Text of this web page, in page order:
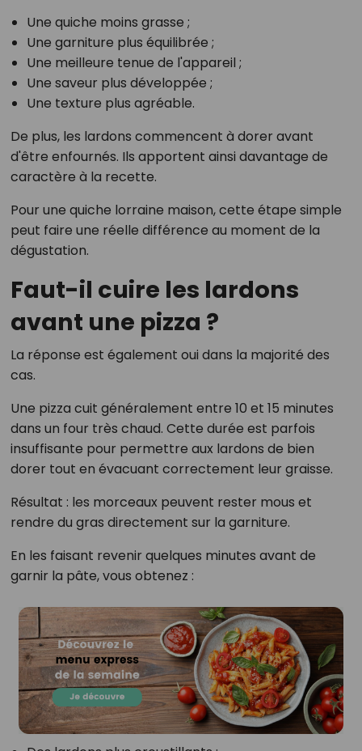
Une quiche moins grasse ;
Une garniture plus équilibrée ;
Une meilleure tenue de l'appareil ;
Une saveur plus développée ;
Une texture plus agréable.
De plus, les lardons commencent à dorer avant
d'être enfournés. Ils apportent ainsi davantage de
caractère à la recette.
Pour une quiche lorraine maison, cette étape simple
peut faire une réelle différence au moment de la
dégustation.
Faut-il cuire les lardons
avant une pizza ?
La réponse est également oui dans la majorité des
cas.
Une pizza cuit généralement entre 10 et 15 minutes
dans un four très chaud. Cette durée est parfois
insuffisante pour permettre aux lardons de bien
dorer tout en évacuant correctement leur graisse.
Résultat : les morceaux peuvent rester mous et
rendre du gras directement sur la garniture.
En les faisant revenir quelques minutes avant de
garnir la pâte, vous obtenez :